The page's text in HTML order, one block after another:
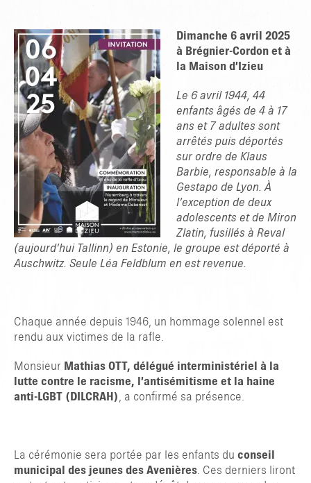
Dimanche 6 avril 2025
à Brégnier-Cordon et à
la Maison d’Izieu
Le 6 avril 1944, 44
enfants âgés de 4 à 17
ans et 7 adultes sont
arrêtés puis déportés
sur ordre de Klaus
Barbie, responsable à la
Gestapo de Lyon.À
l’exception de deux
adolescents et de Miron
Zlatin, fusillés à Reval
(aujourd’hui Tallinn) en Estonie, le groupe est déporté à
Auschwitz. Seule Léa Feldblum en est revenue.
Chaque année depuis 1946, un hommage solennel est
rendu aux victimes de la rafle.
Monsieur Mathias OTT, délégué interministériel à la
lutte contre le racisme, l’antisémitisme et la haine
anti-LGBT (DILCRAH), a confirmé sa présence.
La cérémonie sera portée par les enfants du conseil
municipal des jeunes des Avenières. Ces derniers liront